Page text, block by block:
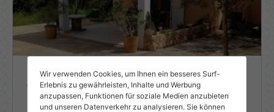
ESFCTU000007037000110981800000000000000000000000072889
Apartamento Nube
vènda de la Miranda i cala Saona
Wir verwenden Cookies, um Ihnen ein besseres Surf-
Erlebnis zu gewährleisten, Inhalte und Werbung
anzupassen, Funktionen für soziale Medien anzubieten
und unseren Datenverkehr zu analysieren. Sie können